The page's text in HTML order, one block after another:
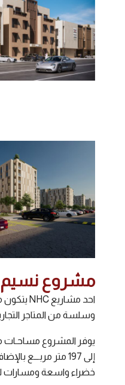
مشروع نسيم
وسلسة من المتاجر
يوفر المشروع مساحـات
إلى 197 متر مربـــع
خضراء واسعة ومسارات